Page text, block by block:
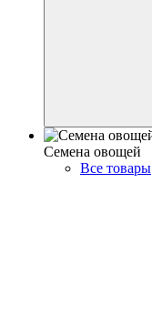
Семена овощей
Все товары